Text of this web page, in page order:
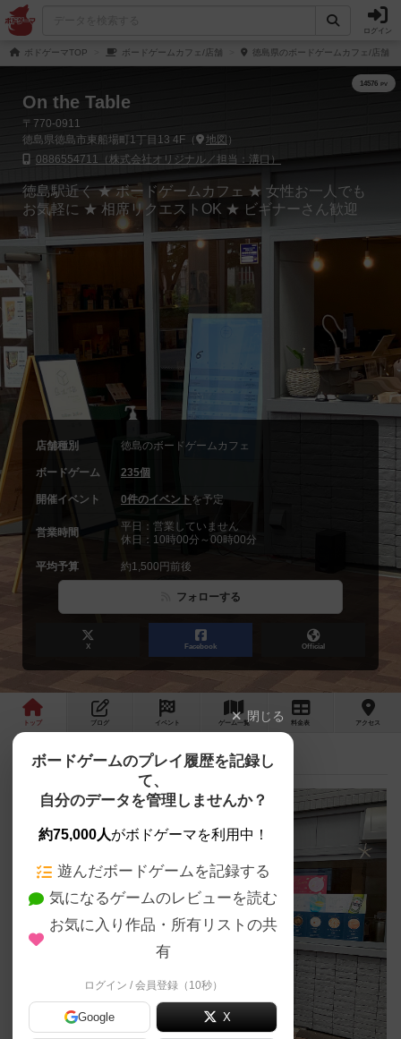
ログイン
ボドゲーマTOP ボードゲームカフェ/店舗 徳島県のボードゲームカフェ/店舗
On the Table
〒770-0911
徳島県徳島市東船場町1丁目13 4F（
地図 ）
0886554711（株式会社オリジナル／担当：溝口）
徳島駅近く ★ ボードゲームカフェ ★ 女性お一人でも
お気軽に ★ 相席リクエストOK ★ ビギナーさん歓迎
店舗種別 徳島のボードゲームカフェ
ボードゲーム 235個
開催イベント 0件のイベント を予定
営業時間
平日：営業していません
休日：10時00分～00時00分
平均予算 約1,500円前後
フォローする
X Facebook Official
トップ ブログ イベント ゲーム一覧 料金 表 アクセス
最新情報 次の営業日は12/10(土)です
閉じる
ボードゲームのプレイ履歴を記録し
て、
自分のデータを管理しませんか？
約75,000人がボドゲーマを利用中！
遊んだボードゲームを記録する
気になるゲームのレビューを読む
お気に入り作品・所有リストの共
有
ログイン / 会員登録（10秒）
Google X